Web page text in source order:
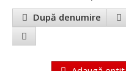
După denumire